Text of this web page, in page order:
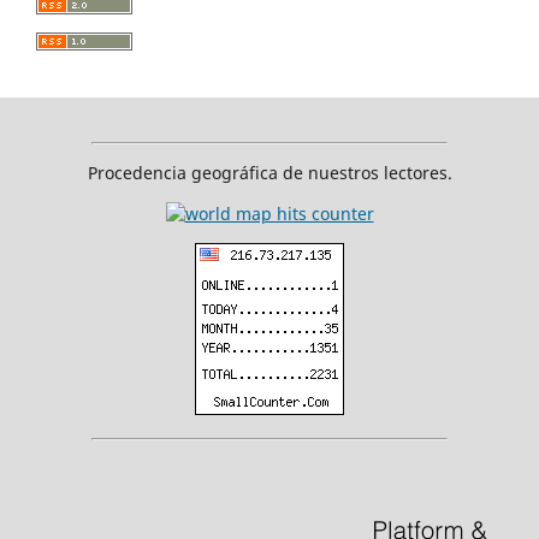
Procedencia geográfica de nuestros lectores.